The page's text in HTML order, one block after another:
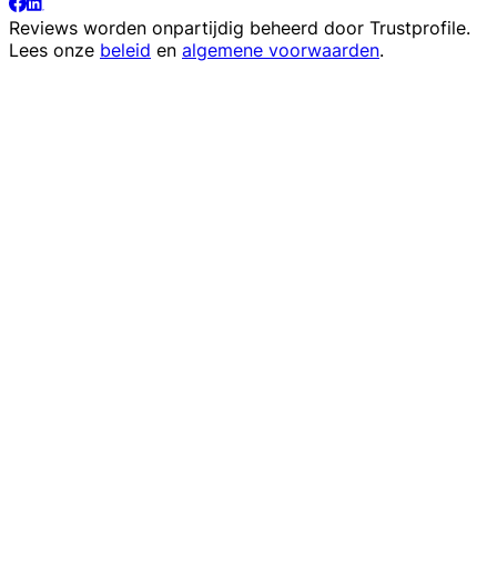
Reviews worden onpartijdig beheerd door Trustprofile.
Lees onze beleid en algemene voorwaarden.